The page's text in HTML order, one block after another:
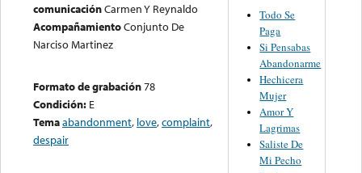
comunicaciónCarmen Y Reynaldo
AcompañamientoConjunto De
Narciso Martinez
Formato de grabación78
Condición: E
Temaabandonment, love,complaint,
despair
Todo Se
Paga
Si Pensabas
Abandonarme
Hechicera
Mujer
Amor Y
Lagrimas
Saliste De
Mi Pecho